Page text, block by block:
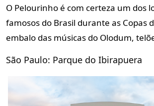
O Pelourinho é com certeza um dos
famosos do Brasil durante as Copas
embalo das músicas do Olodum,
São Paulo: Parque do Ibirapuera